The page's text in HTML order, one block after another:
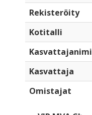
Rekisteröity
Kotitalli
Kasvattajanimi
Kasvattaja
Omistajat